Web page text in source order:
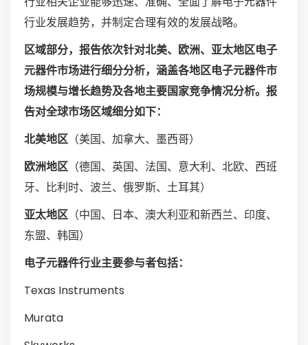
行业发展趋势，并制定合理有效的发展战略。
区域部分，报告依次针对北美、欧洲、亚太地区电子
元器件市场进行细分分析，涵盖各地区电子元器件市
场规模与增长趋势及各地主要国家竞争情况分析。报
告对全球市场区域细分如下：
北美地区 （美国、加拿大、墨西哥）
欧洲地区 （德国、英国、法国、意大利、北欧、西班
牙、比利时、波兰、俄罗斯、土耳其）
亚太地区 （中国、日本、澳大利亚和新西兰、印度、
东盟、韩国）
电子元器件行业主要参与者包括：
Texas Instruments
Murata